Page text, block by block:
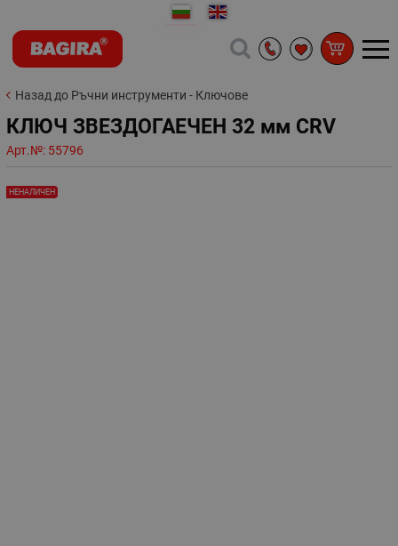
Назад до Ръчни инструменти - Ключове
КЛЮЧ ЗВЕЗДОГАЕЧЕН 32 мм CRV
Арт.№: 55796
НЕНАЛИЧЕН